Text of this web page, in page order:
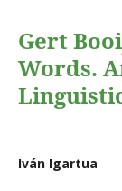
Gert
Words.
Iván Igartua